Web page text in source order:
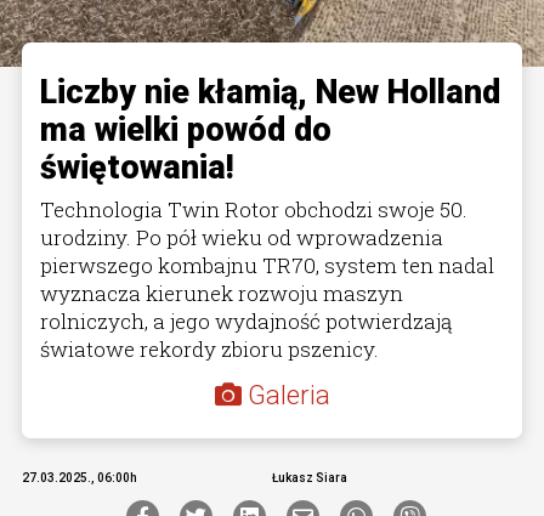
Liczby nie kłamią, New Holland
ma wielki powód do
świętowania!
Technologia Twin Rotor obchodzi swoje 50.
urodziny. Po pół wieku od wprowadzenia
pierwszego kombajnu TR70, system ten nadal
wyznacza kierunek rozwoju maszyn
rolniczych, a jego wydajność potwierdzają
światowe rekordy zbioru pszenicy.
Galeria
27.03.2025., 06:00h Łukasz Siara